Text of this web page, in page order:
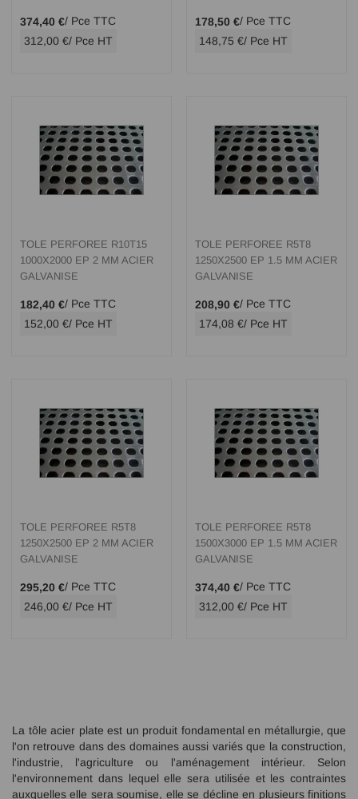
374,40 €/ Pce TTC
312,00 €/ Pce HT
178,50 €/ Pce TTC
148,75 €/ Pce HT
TOLE PERFOREE R10T15
1000X2000 EP 2 MM ACIER
GALVANISE
182,40 €/ Pce TTC
152,00 €/ Pce HT
TOLE PERFOREE R5T8
1250X2500 EP 1.5 MM ACIER
GALVANISE
208,90 €/ Pce TTC
174,08 €/ Pce HT
TOLE PERFOREE R5T8
1250X2500 EP 2 MM ACIER
GALVANISE
295,20 €/ Pce TTC
246,00 €/ Pce HT
TOLE PERFOREE R5T8
1500X3000 EP 1.5 MM ACIER
GALVANISE
374,40 €/ Pce TTC
312,00 €/ Pce HT
La tôle acier plate est un produit fondamental en métallurgie, que
l'on retrouve dans des domaines aussi variés que la construction,
l'industrie, l'agriculture ou l'aménagement intérieur. Selon
l'environnement dans lequel elle sera utilisée et les contraintes
auxquelles elle sera soumise, elle se décline en plusieurs finitions